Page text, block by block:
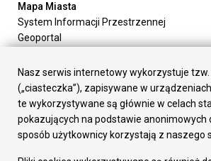
Mapa Miasta
System Informacji Przestrzennej
Geoportal
Załatw sprawę
Prezydent Miasta
Rada Miasta
Wydziały
Elektroniczna Skrzynka Podawcza
Nasz serwis internetowy wykorzystuje tzw.
(„ciasteczka”), zapisywane w
te wykorzystywane są głównie w celach
pokazujących na podstawie anonimowych
sposób użytkownicy korzystają z naszego